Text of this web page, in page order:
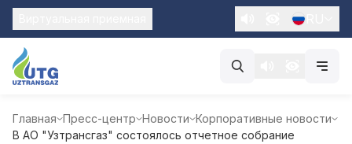
Главная Пресс-центр Новости Корпоративные новости
В АО "Узтрансгаз" состоялось отчетное собрание